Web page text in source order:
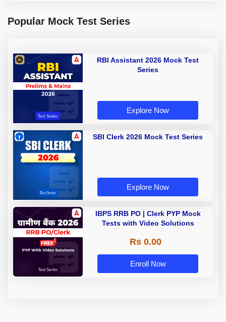
Popular Mock Test Series
RBI Assistant 2026 Mock Test
Series
Explore Now
SBI Clerk 2026 Mock Test Series
Explore Now
IBPS RRB PO | Clerk PYP Mock
Tests with Video Solutions
Rs 0.00
Enroll Now